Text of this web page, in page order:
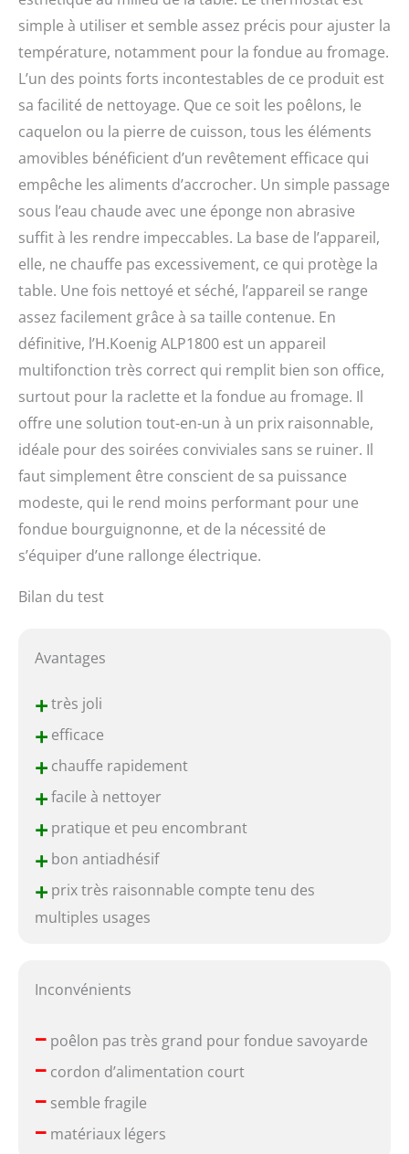
simple à utiliser et semble assez précis pour ajuster la
température, notamment pour la fondue au fromage.
L’un des points forts incontestables de ce produit est
sa facilité de nettoyage. Que ce soit les poêlons, le
caquelon ou la pierre de cuisson, tous les éléments
amovibles bénéficient d’un revêtement efficace qui
empêche les aliments d’accrocher. Un simple passage
sous l’eau chaude avec une éponge non abrasive
suffit à les rendre impeccables. La base de l’appareil,
elle, ne chauffe pas excessivement, ce qui protège la
table. Une fois nettoyé et séché, l’appareil se range
assez facilement grâce à sa taille contenue. En
définitive, l’H.Koenig ALP1800 est un appareil
multifonction très correct qui remplit bien son office,
surtout pour la raclette et la fondue au fromage. Il
offre une solution tout-en-un à un prix raisonnable,
idéale pour des soirées conviviales sans se ruiner. Il
faut simplement être conscient de sa puissance
modeste, qui le rend moins performant pour une
fondue bourguignonne, et de la nécessité de
s’équiper d’une rallonge électrique.
Bilan du test
Avantages
+très joli
+efficace
+chauffe rapidement
+facile à nettoyer
+pratique et peu encombrant
+bon antiadhésif
+prix très raisonnable compte tenu des
multiples usages
Inconvénients
–poêlon pas très grand pour fondue savoyarde
–cordon d’alimentation court
–semble fragile
–matériaux légers